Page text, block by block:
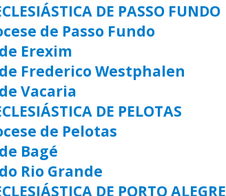
DE PASSO FUNDO
de Passo Fundo
Erexim
Frederico Westphalen
Vacaria
DE PELOTAS
de Pelotas
Bagé
Rio Grande
DE PORTO ALEGRE